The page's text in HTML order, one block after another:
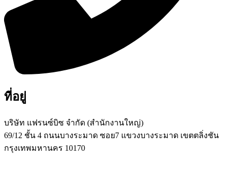
ที่อยู่
บริษัท แฟรนซ์บิซ จํากัด (สํานักงานใหญ่)
69/12 ชั้น 4 ถนนบางระมาด ซอย7 แขวงบางระมาด เขตตลิ่งชัน
กรุงเทพมหานคร 10170